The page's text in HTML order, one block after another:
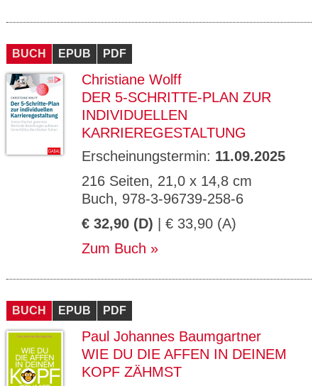
BUCH EPUB PDF
Christiane Wolff
DER 5-SCHRITTE-PLAN ZUR
INDIVIDUELLEN
KARRIEREGESTALTUNG
Erscheinungstermin: 11.09.2025
216 Seiten, 21,0 x 14,8 cm
Buch, 978-3-96739-258-6
€ 32,90 (D) | € 33,90 (A)
Zum Buch
BUCH EPUB PDF
Paul Johannes Baumgartner
WIE DU DIE AFFEN IN DEINEM
KOPF ZÄHMST